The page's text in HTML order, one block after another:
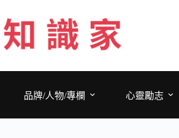
至
主
要
品牌/人物/專欄
心靈勵志